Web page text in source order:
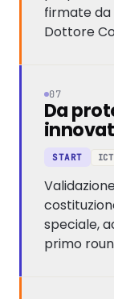
firmate
Dottore
07
Da
START
speciale,
primo